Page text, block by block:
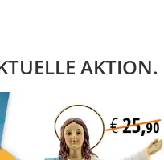
AKTION.